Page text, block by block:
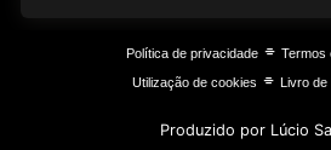
Política de privacidade⌯ Termos
Utilização de cookies ⌯ Livro de
Produzido por Lúcio